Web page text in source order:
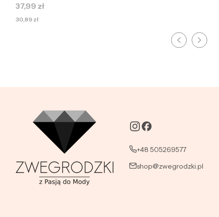
Cena
37,99 zł
Cena
30,89 zł
+48 505269577
shop@zwegrodzki.pl